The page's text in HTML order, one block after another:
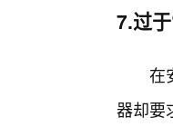
7.过
在
器却要